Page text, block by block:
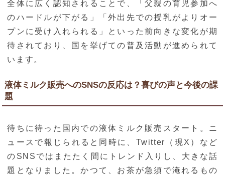
全体に広く認知されることで、「父親の育児参加へ
のハードルが下がる」「外出先での授乳がよりオー
プンに受け入れられる」といった前向きな変化が期
待されており、国を挙げての普及活動が進められて
います。
液体ミルク販売へのSNSの反応は？喜びの声と今後の課
題
待ちに待った国内での液体ミルク販売スタート。ニ
ュースで報じられると同時に、Twitter（現X）など
のSNSではまたたく間にトレンド入りし、大きな話
題となりました。かつて、お茶が急須で淹れるもの